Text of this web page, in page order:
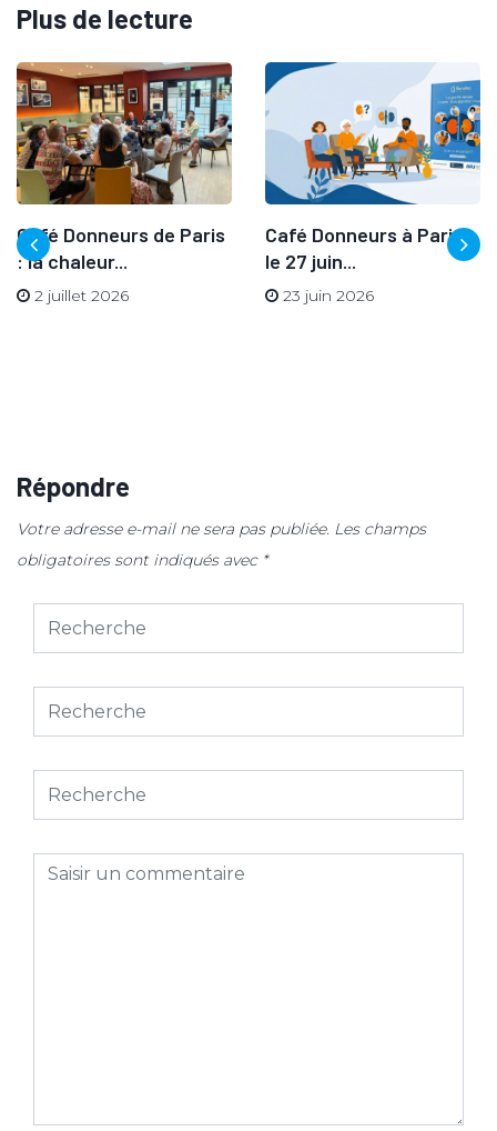
Plus de lecture
Café Donneurs de Paris
: la chaleur...
2 juillet 2026
Café Donneurs à Paris
le 27 juin...
23 juin 2026
Répondre
Votre adresse e-mail ne sera pas publiée. Les champs
obligatoires sont indiqués avec *